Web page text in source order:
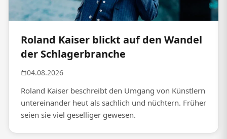
Roland Kaiser blickt auf den Wandel
der Schlagerbranche
04.08.2026
Roland Kaiser beschreibt den Umgang von Künstlern
untereinander heut als sachlich und nüchtern. Früher
seien sie viel geselliger gewesen.